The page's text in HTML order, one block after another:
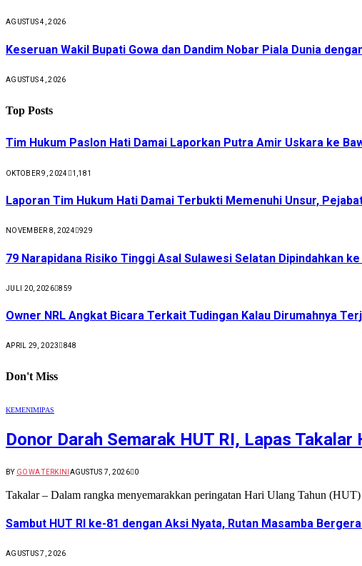
AGUSTUS 4, 2026
Keseruan Wakil Bupati Gowa dan Dandim Nobar Piala Dunia
AGUSTUS 4, 2026
Top Posts
Tim Hukum Paslon Hati Damai Laporkan Putra Amir Uskara ke
OKTOBER 9, 2024 1,181
Laporan Tim Hukum Hati Damai Terbukti Memenuhi Unsur,
NOVEMBER 8, 2024 929
79 Narapidana Risiko Tinggi Asal Sulawesi Selatan Dipindahkan
JULI 20, 2026 859
Owner NRL Angkat Bicara Terkait Tudingan Kalau Dirumahnya
APRIL 29, 2023 848
Don't Miss
KEMENIMIPAS
Donor Darah Semarak HUT RI, Lapas
BY GOWA TERKINI AGUSTUS 7, 2026 0
Takalar – Dalam rangka menyemarakkan peringatan Hari Ulang Tahun
Sambut HUT RI ke-81 dengan Aksi Nyata, Rutan Masamba
AGUSTUS 7, 2026